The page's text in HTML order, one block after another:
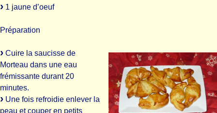
1 jaune d’oeuf
Préparation
Cuire la saucisse de
Morteau dans une eau
frémissante durant 20
minutes.
Une fois refroidie enlever la
peau et couper en petits